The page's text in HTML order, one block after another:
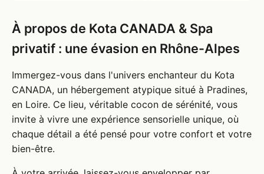
À propos de Kota CANADA & Spa
privatif : une évasion en Rhône-Alpes
Immergez-vous dans l'univers enchanteur du Kota
CANADA, un hébergement atypique situé à Pradines,
en Loire. Ce lieu, véritable cocon de sérénité, vous
invite à vivre une expérience sensorielle unique, où
chaque détail a été pensé pour votre confort et votre
bien-être.